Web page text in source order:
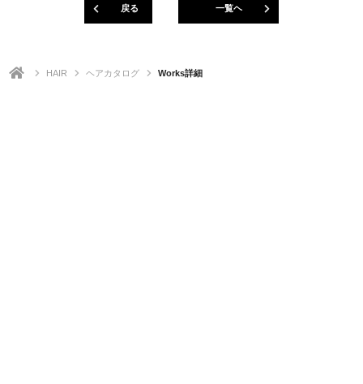
戻る 一覧ヘ
HAIR ヘアカタログ Works詳細